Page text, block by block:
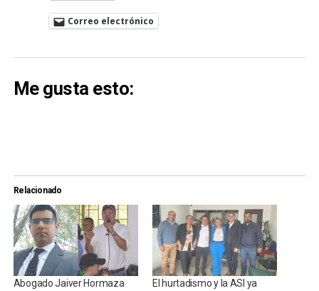
Correo electrónico
Me gusta esto:
Relacionado
Abogado Jaiver Hormaza
El hurtadismo y la ASI ya